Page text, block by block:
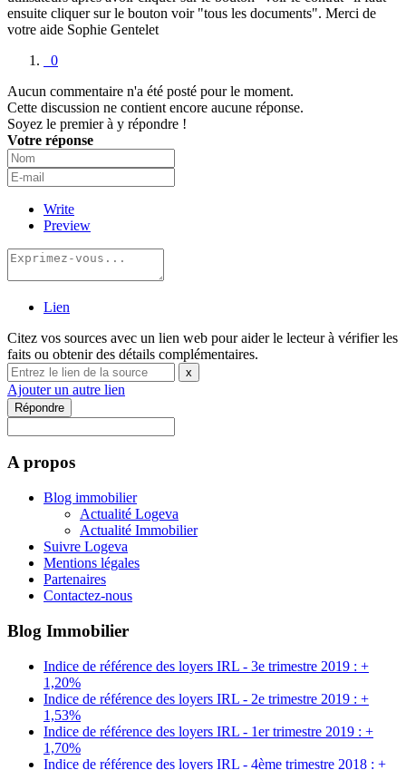
ensuite cliquer sur le bouton voir "tous les documents". Merci de
votre aide Sophie Gentelet
0
Aucun commentaire n'a été posté pour le moment.
Cette discussion ne contient encore aucune réponse.
Soyez le premier à y répondre !
Votre réponse
Write
Preview
Lien
Citez vos sources avec un lien web pour aider le lecteur à vérifier les
faits ou obtenir des détails complémentaires.
x
Ajouter un autre lien
Répondre
A propos
Blog immobilier
Actualité Logeva
Actualité Immobilier
Suivre Logeva
Mentions légales
Partenaires
Contactez-nous
Blog Immobilier
Indice de référence des loyers IRL - 3e trimestre 2019 : +
1,20%
Indice de référence des loyers IRL - 2e trimestre 2019 : +
1,53%
Indice de référence des loyers IRL - 1er trimestre 2019 : +
1,70%
Indice de référence des loyers IRL - 4ème trimestre 2018 : +